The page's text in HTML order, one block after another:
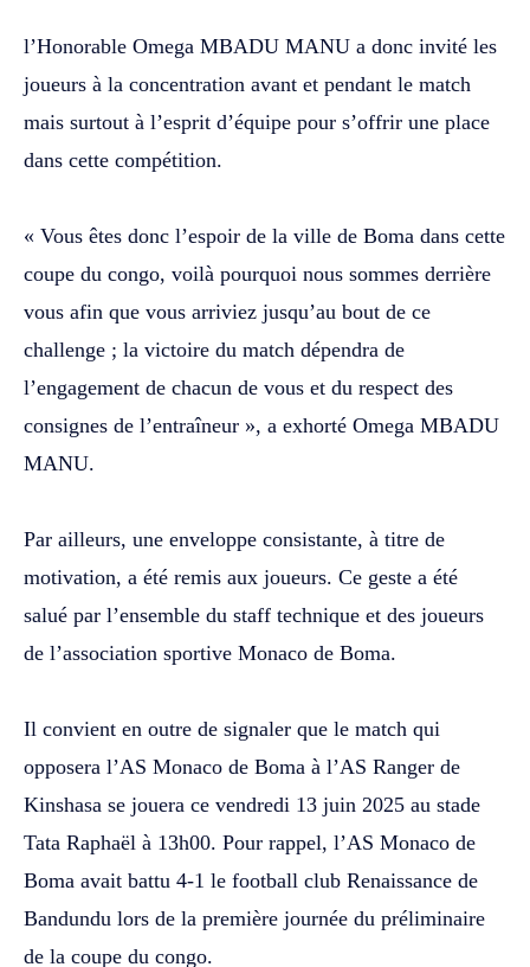
‎l’Honorable Omega MBADU MANU a donc invité les
joueurs à la concentration avant et pendant le match
mais surtout à l’esprit d’équipe pour s’offrir une place
dans cette compétition.
‎« Vous êtes donc l’espoir de la ville de Boma dans cette
coupe du congo, voilà pourquoi nous sommes derrière
vous afin que vous arriviez jusqu’au bout de ce
challenge ; la victoire du match dépendra de
l’engagement de chacun de vous et du respect des
consignes de l’entraîneur », a exhorté Omega MBADU
MANU.
‎Par ailleurs, une enveloppe consistante, à titre de
motivation, a été remis aux joueurs. Ce geste a été
salué par l’ensemble du staff technique et des joueurs
de l’association sportive Monaco de Boma.
‎Il convient en outre de signaler que le match qui
opposera l’AS Monaco de Boma à l’AS Ranger de
Kinshasa se jouera ce vendredi 13 juin 2025 au stade
Tata Raphaël à 13h00. Pour rappel, l’AS Monaco de
Boma avait battu 4-1 le football club Renaissance de
Bandundu lors de la première journée du préliminaire
de la coupe du congo.